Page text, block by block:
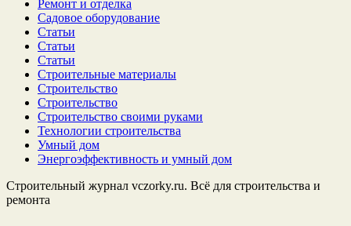
Ремонт и отделка
Садовое оборудование
Статьи
Статьи
Статьи
Строительные материалы
Строительство
Строительство
Строительство своими руками
Технологии строительства
Умный дом
Энергоэффективность и умный дом
Строительный журнал vczorky.ru. Всё для строительства и
ремонта